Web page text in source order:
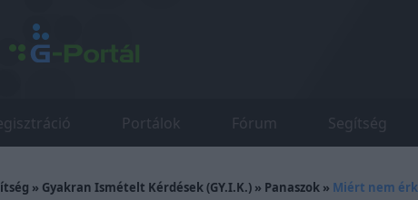
Portálok Fórum Segítség
» Gyakran Ismételt Kérdések (GY.I.K.)» Panaszok» Miért nem